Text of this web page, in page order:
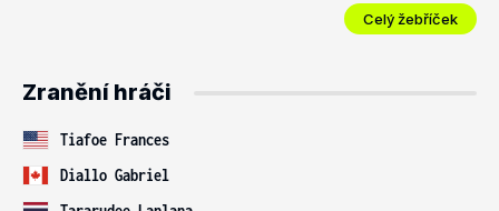
Celý žebříček
Zranění hráči
Tiafoe Frances
Diallo Gabriel